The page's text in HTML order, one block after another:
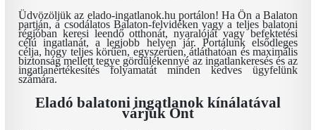
Üdvözöljük az elado-ingatlanok.hu portálon! Ha Ön a Balaton
partján, a csodálatos Balaton-felvidéken vagy a teljes balatoni
régióban keresi leendő otthonát, nyaralóját vagy befektetési
célú ingatlanát, a legjobb helyen jár. Portálunk elsődleges
célja, hogy teljes körűen, egyszerűen, átláthatóan és maximális
biztonság mellett tegye gördülékennyé az ingatlankeresés és az
ingatlanértékesítés folyamatát minden kedves ügyfelünk
számára.
Eladó balatoni ingatlanok kínálatával
várjuk Önt